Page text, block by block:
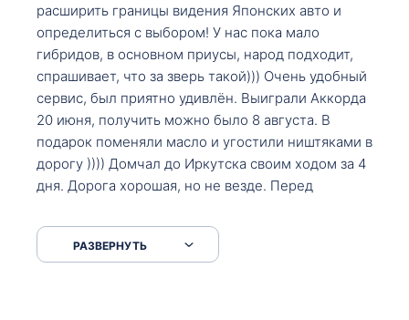
расширить границы видения Японских авто и
определиться с выбором! У нас пока мало
гибридов, в основном приусы, народ подходит,
спрашивает, что за зверь такой))) Очень удобный
сервис, был приятно удивлён. Выиграли Аккорда
20 июня, получить можно было 8 августа. В
подарок поменяли масло и угостили ништяками в
дорогу )))) Домчал до Иркутска своим ходом за 4
дня. Дорога хорошая, но не везде. Перед
серпантинах по пути следования.
РАЗВЕРНУТЬ